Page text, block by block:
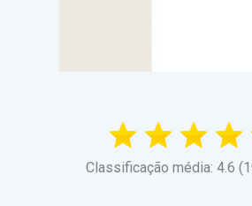
Classificação média: 4.6